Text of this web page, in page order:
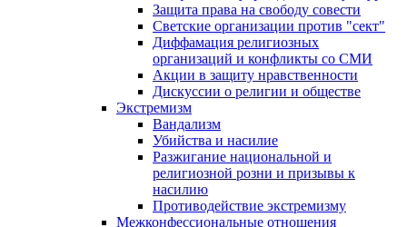
Защита права на свободу совести
Светские организации против "сект"
Диффамация религиозных
организаций и конфликты со СМИ
Акции в защиту нравственности
Дискуссии о религии и обществе
Экстремизм
Вандализм
Убийства и насилие
Разжигание национальной и
религиозной розни и призывы к
насилию
Противодействие экстремизму
Межконфессиональные отношения